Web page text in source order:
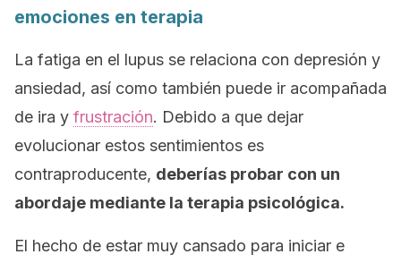
emociones en terapia
La fatiga en el lupus se relaciona con depresión y
ansiedad, así como también puede ir acompañada
de ira y frustración. Debido a que dejar
evolucionar estos sentimientos es
contraproducente, deberías probar con un
abordaje mediante la terapia psicológica.
El hecho de estar muy cansado para iniciar e